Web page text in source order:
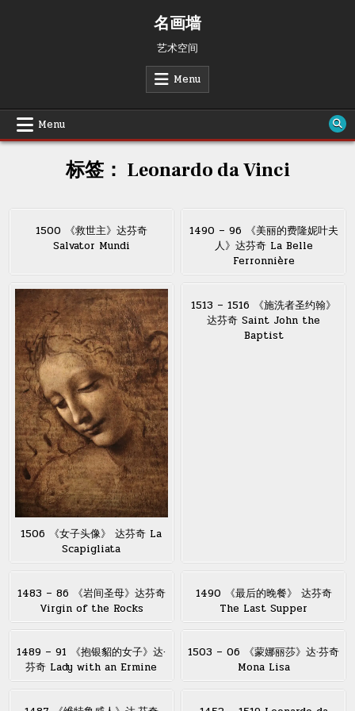
名画墙
艺术空间
Menu
Menu
标签： Leonardo da Vinci
1500 《救世主》达芬奇
Salvator Mundi
1490 – 96 《美丽的费隆妮叶夫
人》达芬奇 La Belle
Ferronnière
1506 《女子头像》 达芬奇 La
Scapigliata
1513 – 1516 《施洗者圣约翰》
达芬奇 Saint John the
Baptist
1483 – 86 《岩间圣母》达芬奇
Virgin of the Rocks
1490 《最后的晚餐》 达芬奇
The Last Supper
1489 – 91 《抱银貂的女子》达·
芬奇 Lady with an Ermine
1503 – 06 《蒙娜丽莎》达·芬奇
Mona Lisa